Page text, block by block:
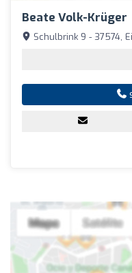
Beate Volk-Krüger
Schulbrink 9 - 37574,